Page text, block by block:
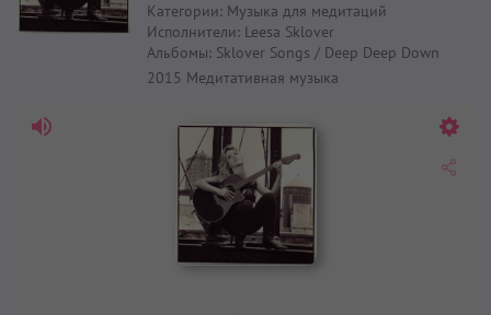
Категории: Музыка для медитаций
Исполнители: Leesa Sklover
Альбомы: Sklover Songs / Deep Deep Down
2015 Медитативная музыка